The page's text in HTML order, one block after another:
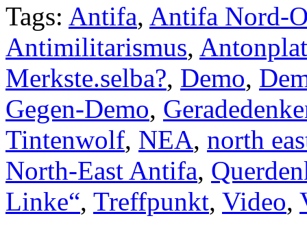
Tags: Antifa, Antifa Nord-
Antimilitarismus,
Merkste.selba?, Demo,
Gegen-Demo,
Tintenwolf, NEA, north
North-East Antifa,
Linke“, Treffpunkt, Video,